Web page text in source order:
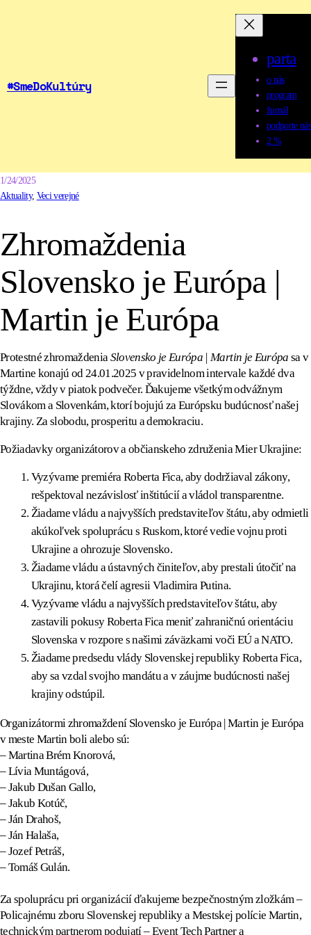
#SmeDoKultúry
parta
o nás
program
žurnál
podporte nás
2 %
1/24/2025
Aktuality, Veci verejné
Zhromaždenia
Slovensko je Európa |
Martin je Európa
Protestné zhromaždeniaSlovensko je Európa | Martin je Európa sa v
Martine konajú od 24.01.2025 v pravidelnom intervale každé dva
týždne, vždy v piatok podvečer. Ďakujeme všetkým odvážnym
Slovákom a Slovenkám, ktorí bojujú za Európsku budúcnosť našej
krajiny. Za slobodu, prosperitu a demokraciu.
Požiadavky organizátorov a občianskeho združenia Mier Ukrajine:
Vyzývame premiéra Roberta Fica, aby dodržiaval zákony,
rešpektoval nezávislosť inštitúcií a vládol transparentne.
Žiadame vládu a najvyšších predstaviteľov štátu, aby odmietli
akúkoľvek spoluprácu s Ruskom, ktoré vedie vojnu proti
Ukrajine a ohrozuje Slovensko.
Žiadame vládu a ústavných činiteľov, aby prestali útočiť na
Ukrajinu, ktorá čelí agresii Vladimira Putina.
Vyzývame vládu a najvyšších predstaviteľov štátu, aby
zastavili pokusy Roberta Fica meniť zahraničnú orientáciu
Slovenska v rozpore s našimi záväzkami voči EÚ a NATO.
Žiadame predsedu vlády Slovenskej republiky Roberta Fica,
aby sa vzdal svojho mandátu a v záujme budúcnosti našej
krajiny odstúpil.
Organizátormi zhromaždení Slovensko je Európa | Martin je Európa
v meste Martin boli alebo sú:
– Martina Brém Knorová,
– Lívia Muntágová,
– Jakub Dušan Gallo,
– Jakub Kotúč,
– Ján Drahoš,
– Ján Halaša,
– Jozef Petráš,
– Tomáš Gulán.
Za spoluprácu pri organizácií ďakujeme bezpečnostným zložkám –
Policajnému zboru Slovenskej republiky a Mestskej polície Martin,
technickým partnerom podujatí – Event Tech Partner a